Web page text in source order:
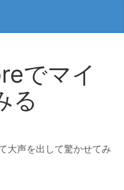
でマイ
る
大声を出して驚かせてみ